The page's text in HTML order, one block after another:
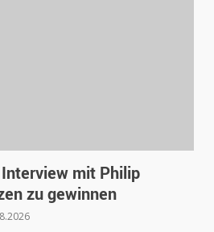
mit Philip
zu gewinnen